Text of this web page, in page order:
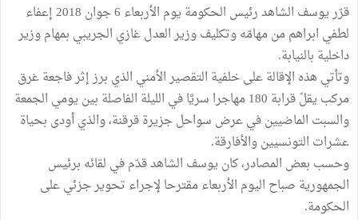
قرّر يوسف الشاهد رئيس الحكومة يوم الأربعاء 6 جوان 2018 إعفاء
لطفي ابراهم من مهامّه وتكليف وزير العدل غازي الجريبي بمهام وزير
داخلية بالنيابة.
وتأتي هذه الإقالة على خلفية التقصير الأمني الذي برز إثر فاجعة غرق
مركب يقلّ قرابة 180 مهاجرا سريَّا في الليلة الفاصلة بين يومي الجمعة
والسبت الماضيين في عرض سواحل جزيرة قرقنة، والذي أودى بحياة
عشرات التونسيين والأفارقة.
وحسب بعض المصادر، كان يوسف الشاهد قدّم في لقائه برئيس
الجمهورية صباح اليوم الأربعاء مقترحا لإجراء تحوير جزئي على
الحكومة.